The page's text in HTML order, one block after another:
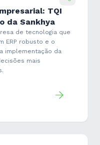
TQI
da Sankhya
de tecnologia que
ERP robusto e o
implementação da
mais